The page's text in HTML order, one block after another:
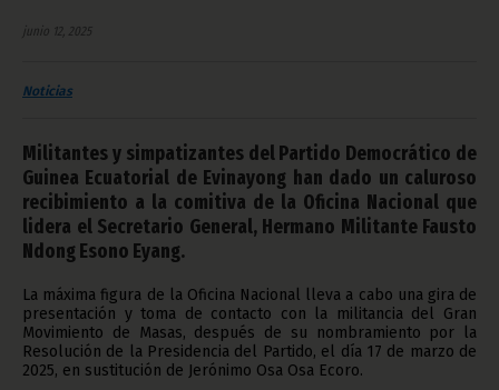
junio 12, 2025
Noticias
Militantes y simpatizantes del Partido Democrático de
Guinea Ecuatorial de Evinayong han dado un caluroso
recibimiento a la comitiva de la Oficina Nacional que
lidera el Secretario General, Hermano Militante Fausto
Ndong Esono Eyang.
La máxima figura de la Oficina Nacional lleva a cabo una gira de
presentación y toma de contacto con la militancia del Gran
Movimiento de Masas, después de su nombramiento por la
Resolución de la Presidencia del Partido, el día 17 de marzo de
2025, en sustitución de Jerónimo Osa Osa Ecoro.